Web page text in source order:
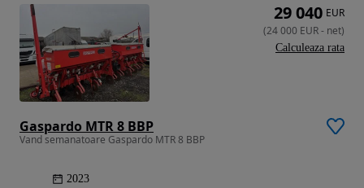
Gaspardo MTR 8 BBP
Vand semanatoare Gaspardo MTR 8 BBP
2023
29 040 EUR
(24 000 EUR- net)
Calculeaza rata